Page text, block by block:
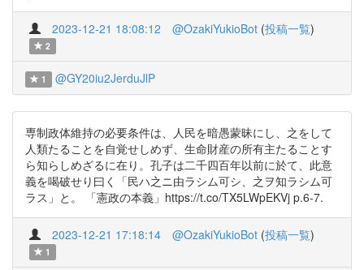
2023-12-21 18:08:12 @OzakiYukioBot (投稿一覧)
2
1 @GY20iu2JerduJlP
専制政体維持の必要条件は、人民を暗愚蒙昧にし、之をして
人類たることを自覚せしめず、生命財産の所有主たることす
ら知らしめざるに在り。孔子は二千四百年以前に於て、此意
義を喝破せり曰く「民ハ之ニ由ラシム可シ、之ヲ知ラシム可
ラス」と。 「憲政の本義」https://t.co/TX5LWpEKVj p.6-7.
2023-12-21 17:18:14 @OzakiYukioBot (投稿一覧)
1